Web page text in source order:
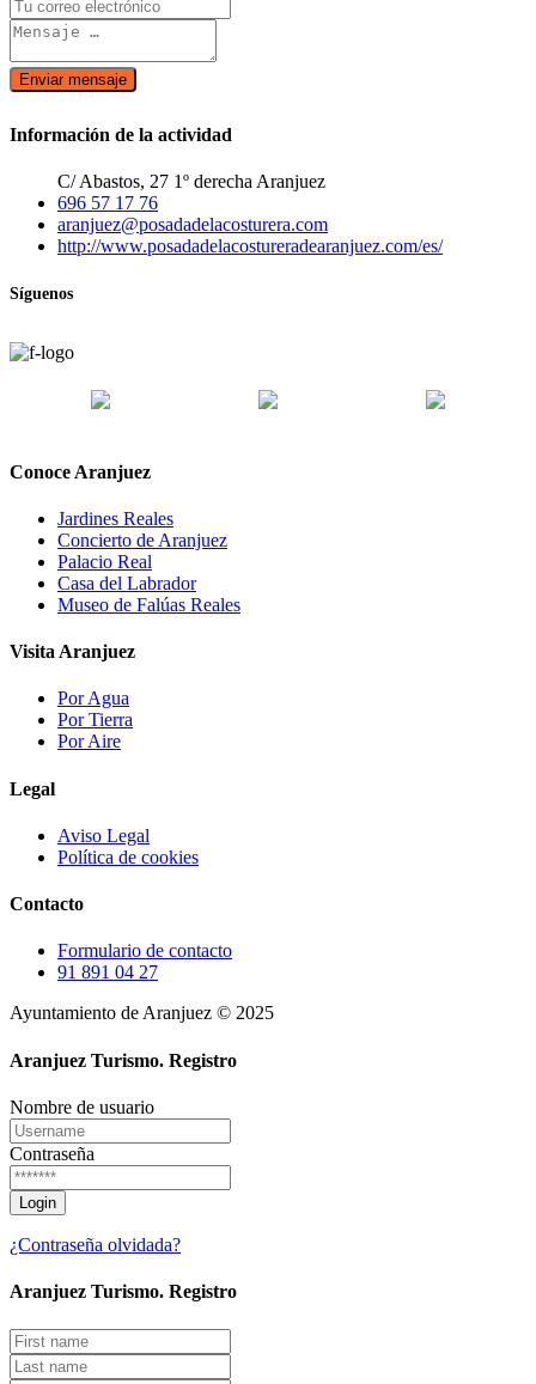
Enviar mensaje
Información de la actividad
C/ Abastos, 27 1º derecha Aranjuez
696 57 17 76
aranjuez@posadadelacosturera.com
http://www.posadadelacostureradearanjuez.com/es/
Síguenos
Conoce Aranjuez
Jardines Reales
Concierto de Aranjuez
Palacio Real
Casa del Labrador
Museo de Falúas Reales
Visita Aranjuez
Por Agua
Por Tierra
Por Aire
Legal
Aviso Legal
Política de cookies
Contacto
Formulario de contacto
91 891 04 27
Ayuntamiento de Aranjuez © 2025
Aranjuez Turismo. Registro
Nombre de usuario
Contraseña
¿Contraseña olvidada?
Aranjuez Turismo. Registro